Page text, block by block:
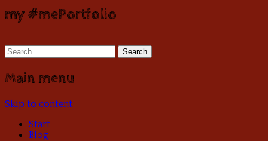
my #mePortfolio
Main menu
Skip to content
Start
Blog